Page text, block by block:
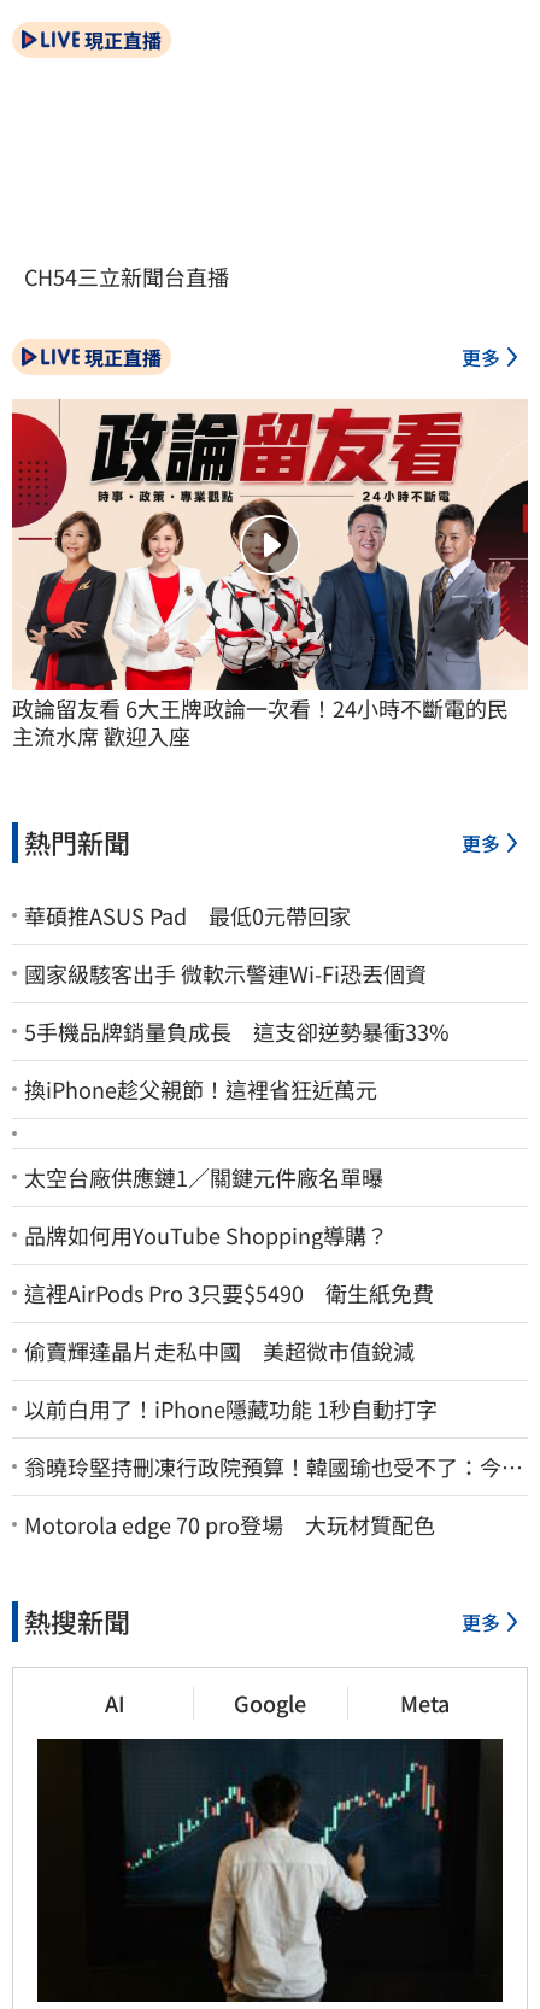
現正直播
CH54三立新聞台直播
現正直播 更多
政論留友看 6大王牌政論一次看！24小時不斷電的民
主流水席 歡迎入座
熱門新聞 更多
華碩推ASUS Pad 最低0元帶回家
國家級駭客出手 微軟示警連Wi-Fi恐丟個資
5手機品牌銷量負成長 這支卻逆勢暴衝33%
換iPhone趁父親節！這裡省狂近萬元
太空台廠供應鏈1／關鍵元件廠名單曝
品牌如何用YouTube Shopping導購？
這裡AirPods Pro 3只要$5490 衛生紙免費
偷賣輝達晶片走私中國 美超微市值銳減
以前白用了！iPhone隱藏功能 1秒自動打字
翁曉玲堅持刪凍行政院預算！韓國瑜也受不了：今年
剩4個月你思考一下
Motorola edge 70 pro登場 大玩材質配色
熱搜新聞 更多
AI Google Meta